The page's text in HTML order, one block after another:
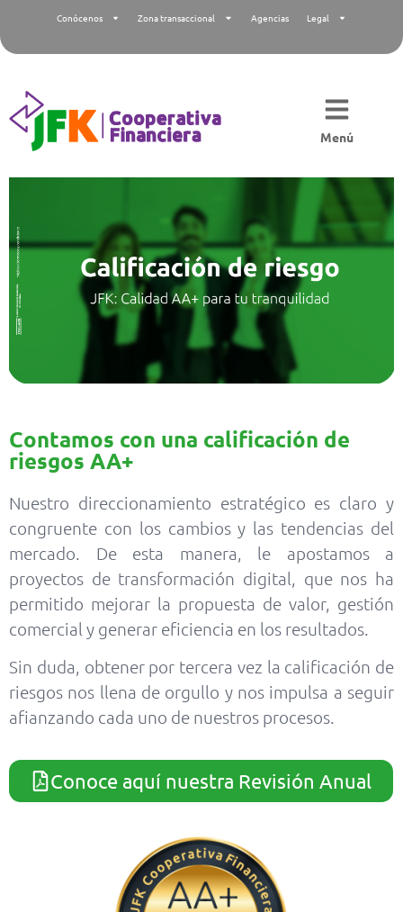
Conócenos Zona transaccional Agencias Legal
Menú
Contamos con una calificación de
riesgos AA+
Nuestro direccionamiento estratégico es claro y
congruente con los cambios y las tendencias del
mercado. De esta manera, le apostamos a
proyectos de transformación digital, que nos ha
permitido mejorar la propuesta de valor, gestión
comercial y generar eficiencia en los resultados.
Sin duda, obtener por tercera vez la calificación de
riesgos nos llena de orgullo y nos impulsa a seguir
afianzando cada uno de nuestros procesos.
Conoce aquí nuestra Revisión Anual